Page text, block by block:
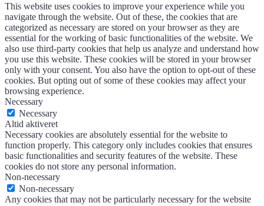
This website uses cookies to improve your experience while you
navigate through the website. Out of these, the cookies that are
categorized as necessary are stored on your browser as they are
essential for the working of basic functionalities of the website. We
also use third-party cookies that help us analyze and understand how
you use this website. These cookies will be stored in your browser
only with your consent. You also have the option to opt-out of these
cookies. But opting out of some of these cookies may affect your
browsing experience.
Necessary
Necessary
Altid aktiveret
Necessary cookies are absolutely essential for the website to
function properly. This category only includes cookies that ensures
basic functionalities and security features of the website. These
cookies do not store any personal information.
Non-necessary
Non-necessary
Any cookies that may not be particularly necessary for the website